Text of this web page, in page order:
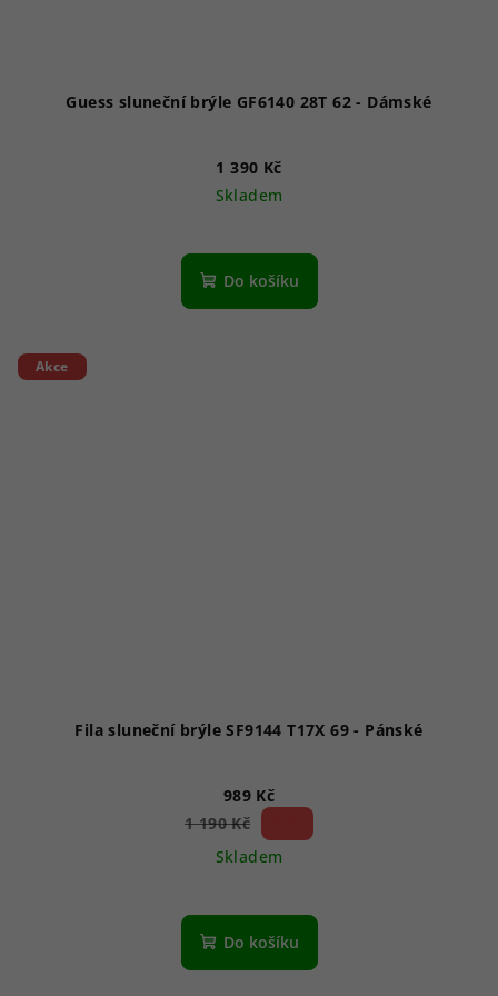
Guess sluneční brýle GF6140 28T 62 - Dámské
1 390 Kč
Skladem
Do košíku
Akce
Fila sluneční brýle SF9144 T17X 69 - Pánské
989 Kč
1 190 Kč
Skladem
hodnocení
produktu
Do košíku